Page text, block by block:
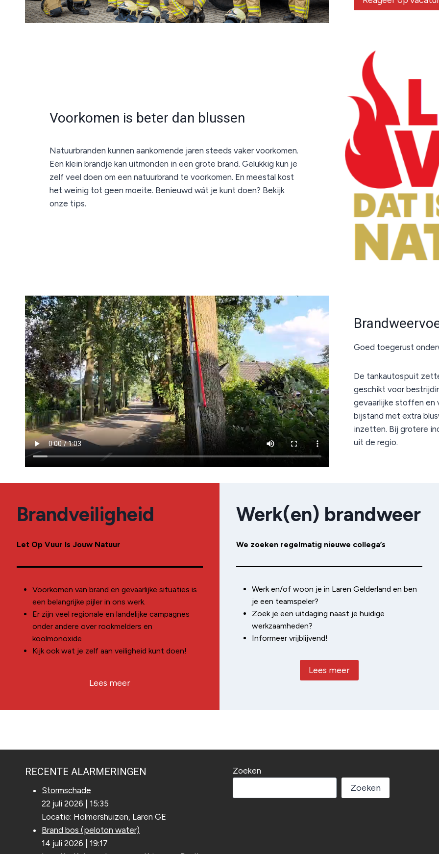
Voorkomen is beter dan blussen
Natuurbranden kunnen aankomende jaren steeds vaker voorkomen.
Een klein brandje kan uitmonden in een grote brand. Gelukkig kun je
zelf veel doen om een natuurbrand te voorkomen. En meestal kost
het weinig tot geen moeite. Benieuwd wát je kunt doen? Bekijk
onze tips.
Goed toegerust
De tankautospuit
geschikt voor
gevaarlijke stoffen en
bijstand met extra
inzetten. Bij grotere
uit de regio.
Brandveiligheid
Let Op Vuur Is Jouw Natuur
Voorkomen van brand en gevaarlijke situaties is
een belangrijke pijler in ons werk.
Er zijn veel regionale en landelijke campagnes
onder andere over rookmelders en
koolmonoxide
Kijk ook wat je zelf aan veiligheid kunt doen!
Lees meer
Werk(en) brandweer
We zoeken regelmatig nieuwe collega’s
Werk en/of woon je in Laren Gelderland en ben
je een teamspeler?
Zoek je een uitdaging naast je huidige
werkzaamheden?
Informeer vrijblijvend!
Lees meer
RECENTE ALARMERINGEN
Stormschade
22 juli 2026
15:35
Locatie: Holmershuizen, Laren GE
Brand bos (peloton water)
14 juli 2026
19:17
Zoeken
Zoeken